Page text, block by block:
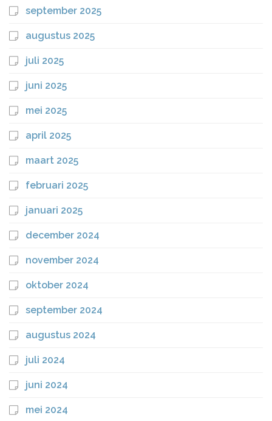
september 2025
augustus 2025
juli 2025
juni 2025
mei 2025
april 2025
maart 2025
februari 2025
januari 2025
december 2024
november 2024
oktober 2024
september 2024
augustus 2024
juli 2024
juni 2024
mei 2024